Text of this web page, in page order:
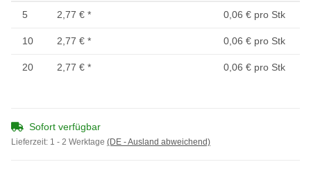
5 2,77 € * 0,06 € pro Stk
10 2,77 € * 0,06 € pro Stk
20 2,77 € * 0,06 € pro Stk
Sofort verfügbar
Lieferzeit: 1 - 2 Werktage (DE - Ausland abweichend)